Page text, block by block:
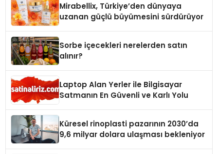
Mirabellix, Türkiye’den dünyaya
uzanan güçlü büyümesini sürdürüyor
Sorbe içecekleri nerelerden satın
alınır?
Laptop Alan Yerler ile Bilgisayar
Satmanın En Güvenli ve Karlı Yolu
Küresel rinoplasti pazarının 2030’da
9,6 milyar dolara ulaşması bekleniyor